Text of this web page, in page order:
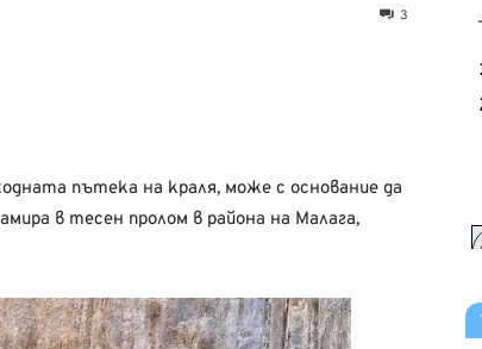
3
пътека на краля, може с основание да
в тесен пролом в района на Малага,